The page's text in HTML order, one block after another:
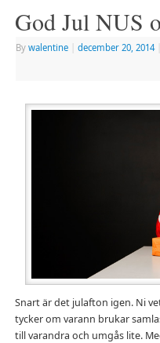
God Jul NUS
By walentine december 20, 2014
Snart är det julafton igen. Ni
tycker om varann brukar
till varandra och umgås lite.